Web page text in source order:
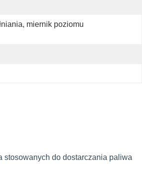
miernik poziomu
do dostarczania paliwa